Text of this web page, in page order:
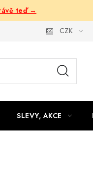
teď →
CZK
SLEVY, AKCE